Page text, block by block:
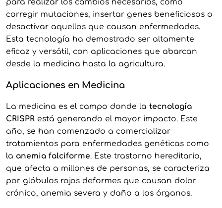
para realizar los cambios necesarios, como
corregir mutaciones, insertar genes beneficiosos o
desactivar aquellos que causan enfermedades.
Esta tecnología ha demostrado ser altamente
eficaz y versátil, con aplicaciones que abarcan
desde la medicina hasta la agricultura.
Aplicaciones en Medicina
La medicina es el campo donde la tecnología
CRISPRestá generando el mayor impacto. Este
año, se han comenzado a comercializar
tratamientos para enfermedades genéticas como
la anemia falciforme. Este trastorno hereditario,
que afecta a millones de personas, se caracteriza
por glóbulos rojos deformes que causan dolor
crónico, anemia severa y daño a los órganos.